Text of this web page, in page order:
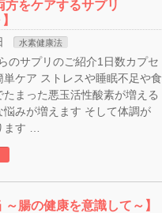
方をケアするサプリ
水素健康法
のサプリのご紹介1日数カプセ
単ケア ストレスや睡眠不足や食
まった悪玉活性酸素が増える
悩みが増えます そして体調が
ます …
～腸の健康を意識して～】